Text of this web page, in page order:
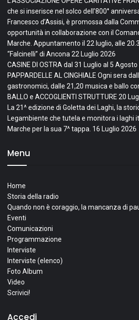
che si inserisce nel solco dell’800°
Francesco d’Assisi, è promossa dalla
opportunità in collaborazione con il
Marche. Appuntamento il 22 luglio, alle
“Falcinelli” di Ancona22 Luglio 2026
CASINE DI OSTRA dal 31 Luglio al 5 Agosto
PAPPARDELLE AL CINGHIALE Ogni sera
gastronomici, dalle 21,20 musica e ballo
BALLO e ACCOGLIENTI STRUTTURE 20
La 21^ edizione di Goletta dei Laghi, la
Legambiente che tutela e monitora i laghi
Marche per la sua 7^ tappa. 16 Luglio 2026
Menu
Home
Storia della radio
Quando non è coraggio, la mancanza di
Eventi
Comunicazioni
Programmazione
Interviste
Interviste (elenco)
Foto Album
Video
Scrivici!
Accedi